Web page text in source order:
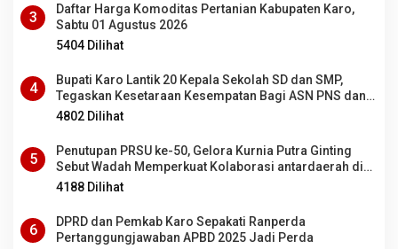
3
Daftar Harga Komoditas Pertanian Kabupaten Karo,
Sabtu 01 Agustus 2026
5404 Dilihat
4
Bupati Karo Lantik 20 Kepala Sekolah SD dan SMP,
Tegaskan Kesetaraan Kesempatan Bagi ASN PNS dan
PPPK
4802 Dilihat
5
Penutupan PRSU ke-50, Gelora Kurnia Putra Ginting
Sebut Wadah Memperkuat Kolaborasi antardaerah di
Sumut
4188 Dilihat
6
DPRD dan Pemkab Karo Sepakati Ranperda
Pertanggungjawaban APBD 2025 Jadi Perda